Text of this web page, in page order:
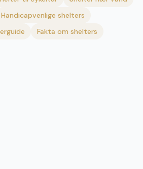
Handicapvenlige shelters
Fakta om shelters